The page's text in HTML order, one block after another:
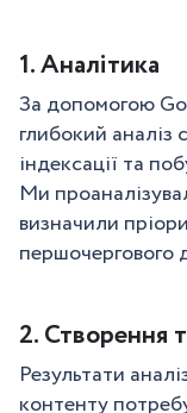
1. Аналітика
За допомогою
глибокий аналіз
індексації та
Ми
визначили
першочергового
2. Створення
Результати
контенту